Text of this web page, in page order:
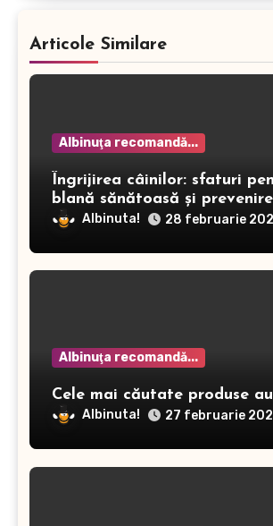
Articole Similare
Albinuţa recomandă...
Îngrijirea câinilor: sfaturi
blană sănătoasă și
dermatitei
Albinuta! 28 februarie
Albinuţa recomandă...
Cele mai căutate produse
Albinuta! 27 februarie